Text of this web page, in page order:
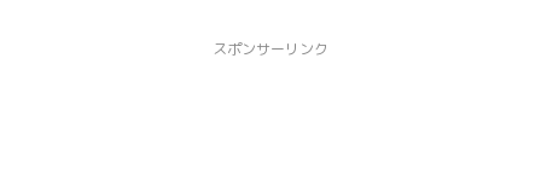
スポンサーリンク